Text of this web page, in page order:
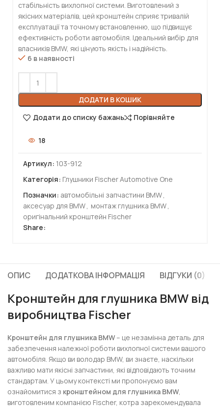
стабільність вихлопної системи. Виготовлений з
якісних матеріалів, цей кронштейн сприяє тривалій
експлуатації та точному встановленню, що підвищує
ефективність роботи автомобіля. Ідеальний вибір для
власників BMW, які цінують якість і надійність.
6 в наявності
ДОДАТИ В КОШИК
Додати до списку бажань
Порівняйте
18
Артикул: 103-912
Категорія: Глушники Fischer Automotive One
Позначки: автомобільні запчастини BMW,
аксесуар для BMW, монтаж глушника BMW,
оригінальний кронштейн Fischer
Share:
ОПИС ДОДАТКОВА ІНФОРМАЦІЯ ВІДГУКИ (0)
Кронштейн для глушника BMW від
виробництва Fischer
Кронштейн для глушника BMW – це незамінна деталь для
забезпечення належної роботи вихлопної системи вашого
автомобіля. Якщо ви володар BMW, ви знаєте, наскільки
важливо мати якісні запчастини, які відповідають точним
стандартам. У цьому контексті ми пропонуємо вам
ознайомитися з кронштейном для глушника BMW,
виготовленим компанією Fischer, котра зарекомендувала